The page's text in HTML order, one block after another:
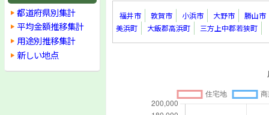
都道府県別集計
平均金額推移集計
用途別推移集計
新しい地点
福井市 敦賀市 小浜市 大野市
勝山市
美浜町
大飯郡高浜町 三方上中郡若狭町